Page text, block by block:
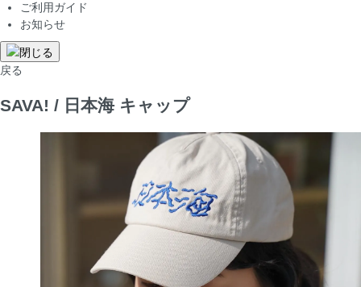
ご利用ガイド
お知らせ
戻る
SAVA! / 日本海 キャップ